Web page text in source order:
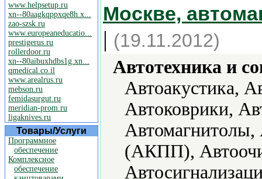
www.helpsetup.ru
xn--80aagkqppxqe8h.x...
zao-szsk.ru
www.europeaneducatio...
prestigerus.ru
rollerdoor.ru
xn--80aibuxhdbs1g.xn...
qmedical.co.il
www.arealrus.ru
mebson.ru
femidasurgut.ru
meridian-prom.ru
ligaknives.ru
Товары/Услуги
Программное
обеспечение
Комплексное
обеспечение
Москве,
| (19.11.2012)
Автотехника и
Автоакустика,
Автоковрики,
Автомагнитолы,
(АКПП),